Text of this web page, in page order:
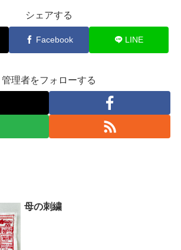
シェアする
Facebook LINE
管理者をフォローする
母の刺繍